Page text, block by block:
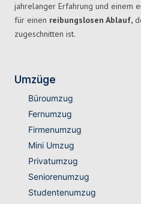
jahrelanger Erfahrung und einem
für einen reibungslosen Ablauf,
zugeschnitten ist.
Umzüge
Büroumzug
Fernumzug
Firmenumzug
Mini Umzug
Privatumzug
Seniorenumzug
Studentenumzug